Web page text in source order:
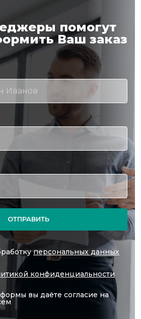
помогут
Ваш заказ
ОТПРАВИТЬ
персональных данных
конфиденциальности
вы даёте согласие на